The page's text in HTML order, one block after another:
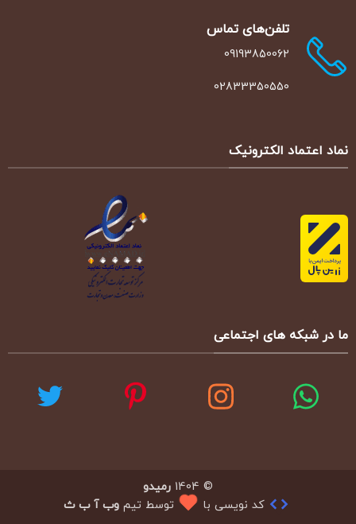
تلفن‌‌های تماس
09193850062
02833350550
نماد اعتماد الکترونیک
ما در شبکه های اجتماعی
© 1404
رمیدو
کد نویسی با
توسط تیم وب آ ب ث